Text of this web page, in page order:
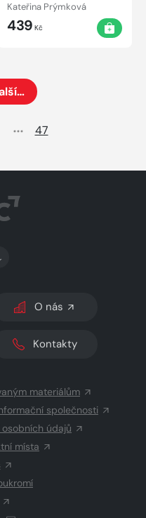
Kateřina Prýmková
439 Kč
47
SVĚTLÝ/TMAVÝ REŽIM
O nás
Kontakty
materiálům
společnosti
údajů
místa